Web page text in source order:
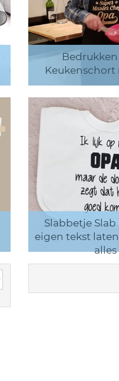
Keukenschort
Slabbetje
eigen tekst
alles